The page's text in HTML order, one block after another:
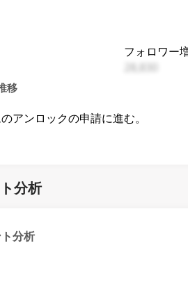
フォロワー
移
アンロックの申請に進む。
分析
分析